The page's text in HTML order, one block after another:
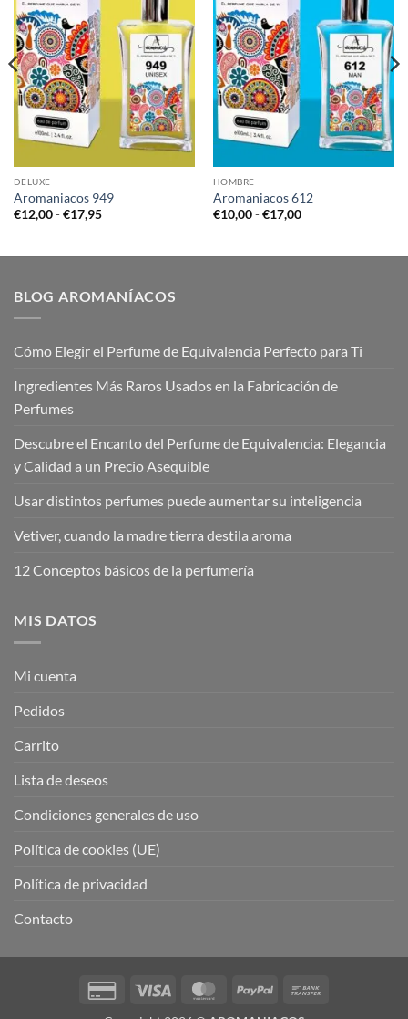
DELUXE
Aromaniacos 949
€12,00 - €17,95Rango
€12,00
HOMBRE
Aromaniacos 612
€10,00 - €17,00Rango
€10,00
BLOG AROMANÍACOS
Cómo Elegir el Perfume de Equivalencia Perfecto para Ti
Ingredientes Más Raros Usados en la Fabricación de
Perfumes
Descubre el Encanto del Perfume de Equivalencia: Elegancia
y Calidad a un Precio Asequible
Usar distintos perfumes puede aumentar su inteligencia
Vetiver, cuando la madre tierra destila aroma
12 Conceptos básicos de la perfumería
MIS DATOS
Mi cuenta
Pedidos
Carrito
Lista de deseos
Condiciones generales de uso
Política de cookies (UE)
Política de privacidad
Contacto
Credit
Visa MasterCardPayPal